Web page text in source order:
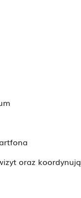
oraz koordynują